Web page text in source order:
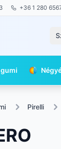
+36 1 280
Pirelli